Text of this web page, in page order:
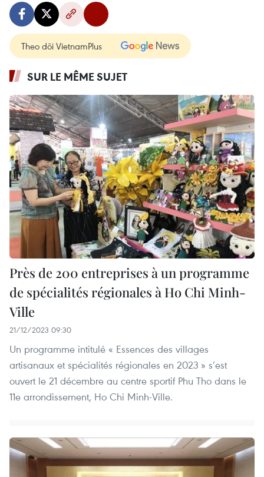
Theo dõi VietnamPlus
SUR LE MÊME SUJET
Près de 200 entreprises à un programme
de spécialités régionales à Ho Chi Minh-
Ville
21/12/2023 09:30
Un programme intitulé « Essences des villages
artisanaux et spécialités régionales en 2023 » s’est
ouvert le 21 décembre au centre sportif Phu Tho dans le
11e arrondissement, Ho Chi Minh-Ville.